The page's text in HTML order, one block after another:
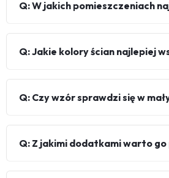
Q: W jakich pomieszczeniach
Q: Jakie kolory ścian najlepiej
Q: Czy wzór sprawdzi się w
Q: Z jakimi dodatkami warto go